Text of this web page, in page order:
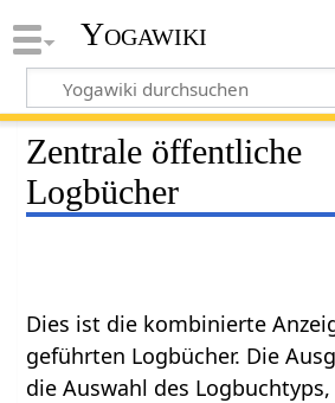
Yogawiki
Zentrale öffentliche
Logbücher
Dies ist die kombinierte
geführten Logbücher. Die
die Auswahl des